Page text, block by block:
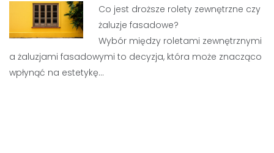
Co jest droższe rolety zewnętrzne czy
żaluzje fasadowe?
Wybór między roletami zewnętrznymi
a żaluzjami fasadowymi to decyzja, która może znacząco
wpłynąć na estetykę…